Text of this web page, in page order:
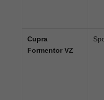
Cupra
Formentor VZ